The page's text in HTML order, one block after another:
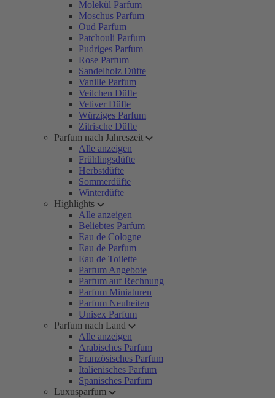
Molekül Parfum
Moschus Parfum
Oud Parfum
Patchouli Parfum
Pudriges Parfum
Rose Parfum
Sandelholz Düfte
Vanille Parfum
Veilchen Düfte
Vetiver Düfte
Würziges Parfum
Zitrische Düfte
Parfum nach Jahreszeit
Alle anzeigen
Frühlingsdüfte
Herbstdüfte
Sommerdüfte
Winterdüfte
Highlights
Alle anzeigen
Beliebtes Parfum
Eau de Cologne
Eau de Parfum
Eau de Toilette
Parfum Angebote
Parfum auf Rechnung
Parfum Miniaturen
Parfum Neuheiten
Unisex Parfum
Parfum nach Land
Alle anzeigen
Arabisches Parfum
Französisches Parfum
Italienisches Parfum
Spanisches Parfum
Luxusparfum